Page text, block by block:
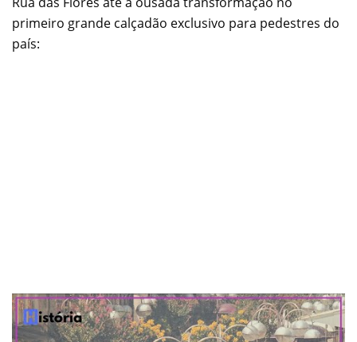
primeiro grande calçadão exclusivo para pedestres do
país: